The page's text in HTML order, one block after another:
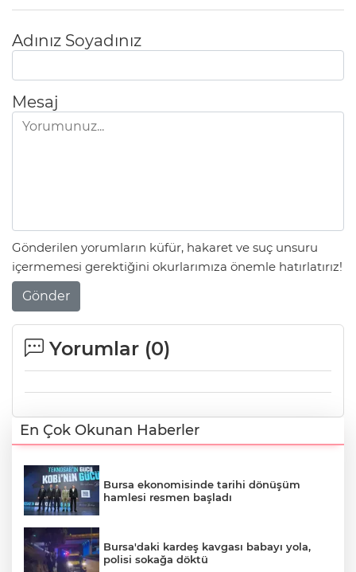
Adınız Soyadınız
Mesaj
Gönderilen yorumların küfür, hakaret ve suç unsuru
içermemesi gerektiğini okurlarımıza önemle hatırlatırız!
Gönder
Yorumlar (0)
En Çok Okunan Haberler
Bursa ekonomisinde tarihi dönüşüm
hamlesi resmen başladı
Bursa'daki kardeş kavgası babayı yola,
polisi sokağa döktü